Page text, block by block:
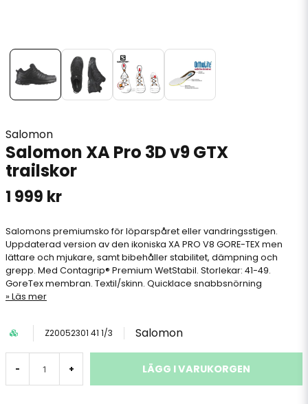
Salomon
Salomon XA Pro 3D v9 GTX
trailskor
1 999 kr
Salomons premiumsko för löparspåret eller vandringsstigen.
Uppdaterad version av den ikoniska XA PRO V8 GORE-TEX men
lättare och mjukare, samt bibehåller stabilitet, dämpning och
grepp. Med Contagrip® Premium WetStabil. Storlekar: 41-49.
GoreTex membran. Textil/skinn. Quicklace snabbsnörning
Läs mer
Z20052301 41 1/3 Salomon
- + LÄGG I VARUKORGEN